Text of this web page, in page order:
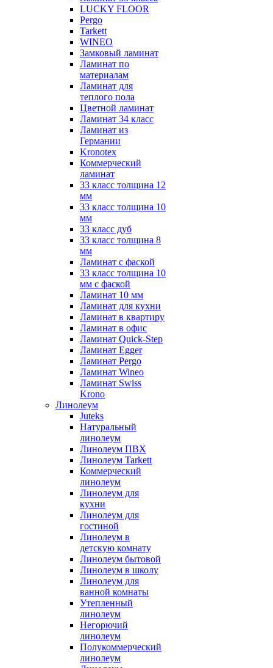
LUCKY FLOOR
Pergo
Tarkett
WINEO
Замковый ламинат
Ламинат по
материалам
Ламинат для
теплого пола
Цветной ламинат
Ламинат 34 класс
Ламинат из
Германии
Kronotex
Коммерческий
ламинат
33 класс толщина 12
мм
33 класс толщина 10
мм
33 класс дуб
33 класс толщина 8
мм
Ламинат с фаской
33 класс толщина 10
мм с фаской
Ламинат 10 мм
Ламинат для кухни
Ламинат в квартиру
Ламинат в офис
Ламинат Quick-Step
Ламинат Egger
Ламинат Pergo
Ламинат Wineo
Ламинат Swiss
Krono
Линолеум
Juteks
Натуральный
линолеум
Линолеум ПВХ
Линолеум Tarkett
Коммерческий
линолеум
Линолеум для
кухни
Линолеум для
гостиной
Линолеум в
детскую комнату
Линолеум бытовой
Линолеум в школу
Линолеум для
ванной комнаты
Утепленный
линолеум
Негорючий
линолеум
Полукоммерческий
линолеум